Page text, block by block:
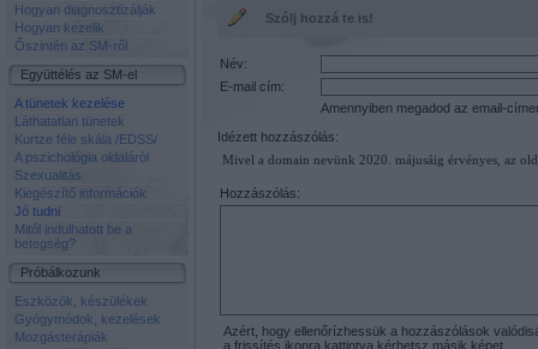
Hogyan diagnosztizálják
Hogyan kezelik
Őszintén az SM-ről
Együttélés az SM-el
A tünetek kezelése
Láthatatlan tünetek
Kurtze féle skála /EDSS/
A pszichológia oldaláról
Szexualitás
Kiegészítő információk
Jó tudni
Mitől indulhatott be a
betegség?
Próbálkozunk
Eszközök, készülékek
Gyógymódok, kezelések
Mozgásterápiák
Szólj hozzá te is!
Név:
E-mail cím:
Amennyiben megadod az email-
Idézett hozzászólás:
Mivel a domain nevünk 2020. májusáig érvényes, az
Hozzászólás:
Azért, hogy ellenőrízhessük a hozzászólások
a frissítés ikonra kattintva kérhetsz másik képet.